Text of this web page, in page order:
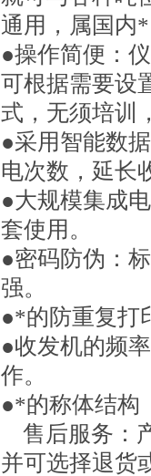
通用，属国内
●操作简便：
可根据需要设
式，无须培训
●采用智能数
电次数，延长
●大规模集成
套使用。
●密码防伪：
强。
●*的防重复打
●收发机的频
作。
●*的称体结构
售后服务：
并可选择退货